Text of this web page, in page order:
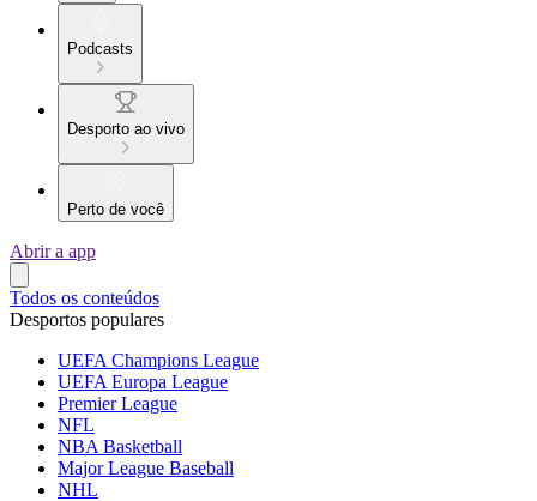
Podcasts
Desporto ao vivo
Perto de você
Abrir a app
Todos os conteúdos
Desportos populares
UEFA Champions League
UEFA Europa League
Premier League
NFL
NBA Basketball
Major League Baseball
NHL